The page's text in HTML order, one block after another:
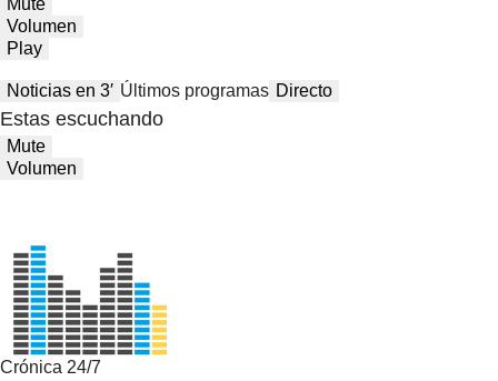
Volumen
Play
Noticias en 3′ Últimos programas Directo
Estas escuchando
Mute
Volumen
Crónica 24/7